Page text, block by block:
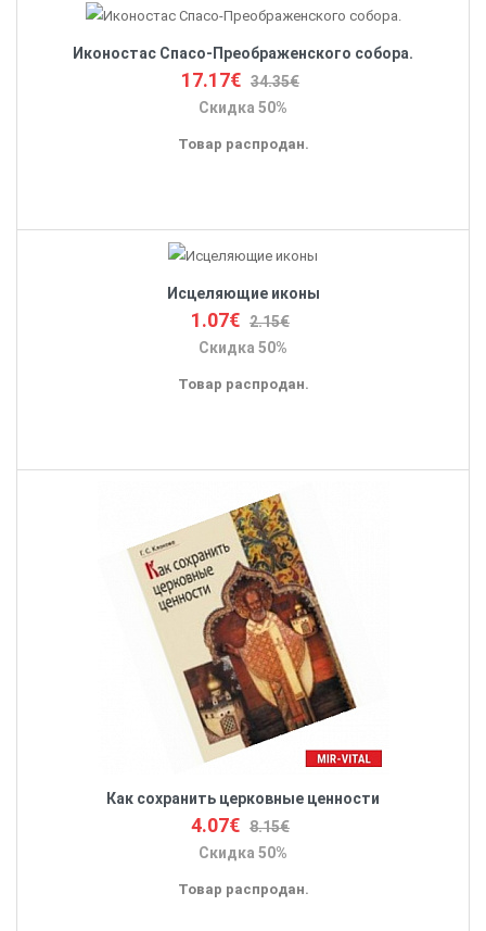
Иконостас Спасо-Преображенского собора.
17.17€ 34.35€
Скидка 50%
Товар распродан.
Исцеляющие иконы
1.07€ 2.15€
Скидка 50%
Товар распродан.
Как сохранить церковные ценности
4.07€ 8.15€
Скидка 50%
Товар распродан.